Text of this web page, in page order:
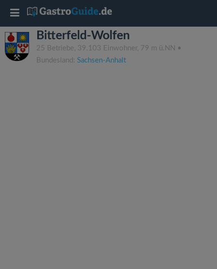
Bitterfeld-Wolfen
25 Betriebe, 39.103 Einwohner, 79 m ü.NN •
Bundesland: Sachsen-Anhalt
T
o
g